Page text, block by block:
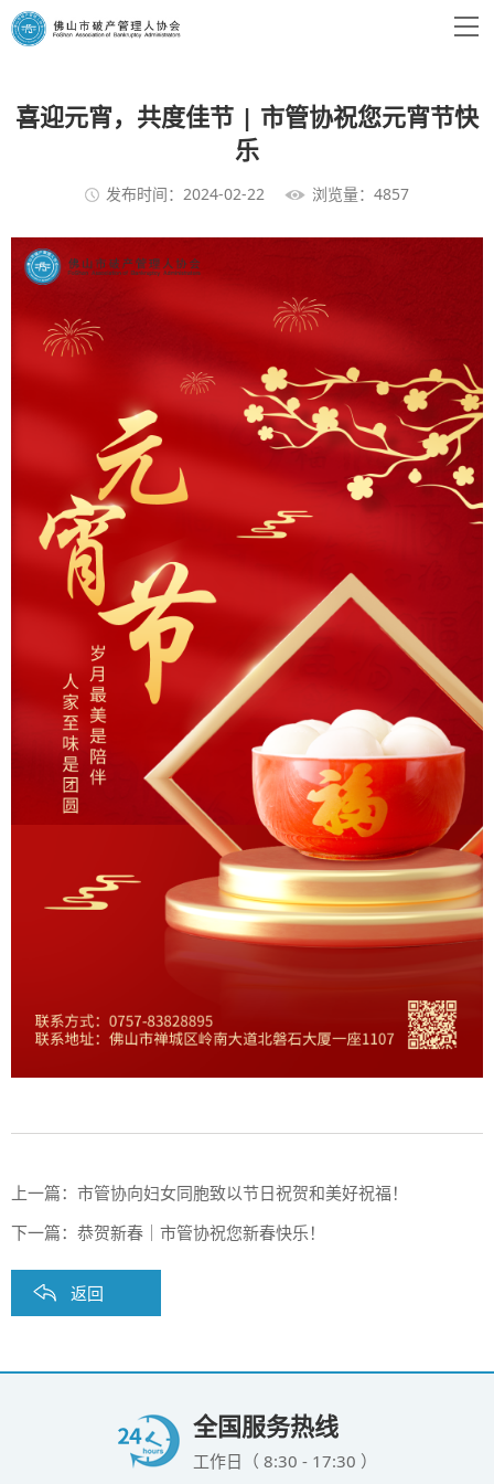
喜迎元宵，共度佳节 | 市管协祝您元宵节快
乐
发布时间：2024-02-22 浏览量：4857
上一篇： 市管协向妇女同胞致以节日祝贺和美好祝福！
下一篇： 恭贺新春｜市管协祝您新春快乐！
返回
全国服务热线
工作日（ 8:30 - 17:30 ）